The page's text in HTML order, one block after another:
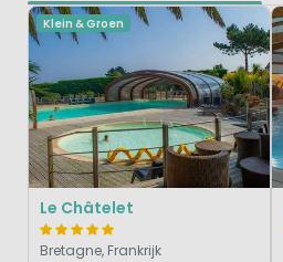
Klein & Groen
Le Châtelet
Bretagne, Frankrijk